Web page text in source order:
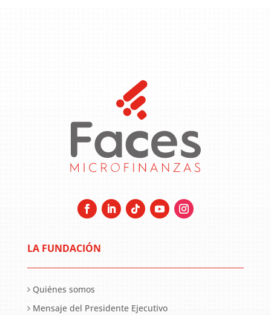
LA FUNDACIÓN
Quiénes somos
Mensaje del Presidente Ejecutivo